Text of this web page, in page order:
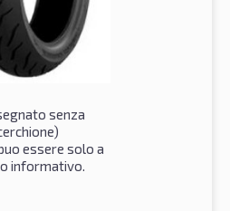
senza
essere solo a
informativo.